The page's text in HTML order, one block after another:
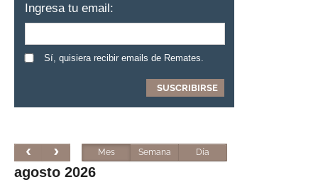
Ingresa tu email:
Sí, quisiera recibir emails de Remates.
Mes Semana Día
agosto 2026